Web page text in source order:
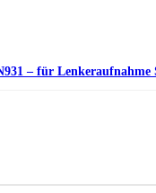
– für Lenkeraufnahme